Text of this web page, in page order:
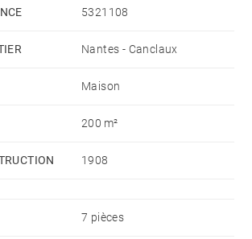
en superficie habitable. Grand
CARON chauffée par pompe à
individuel gaz (chaudière très
les risques auxquels ce bien est
5321108
Nantes - Canclaux
Maison
200 m²
1908
7 pièces